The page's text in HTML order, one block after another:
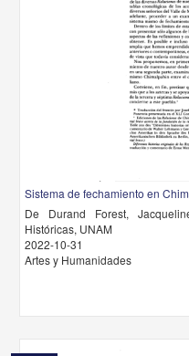
Sistema de fechamiento en
De Durand Forest,
Históricas, UNAM
2022-10-31
Artes y Humanidades